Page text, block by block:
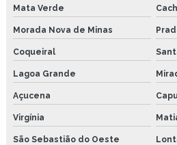
Mata Verde
Morada Nova de Minas
Coqueiral
Lagoa Grande
Açucena
Virgínia
São Sebastião do Oeste